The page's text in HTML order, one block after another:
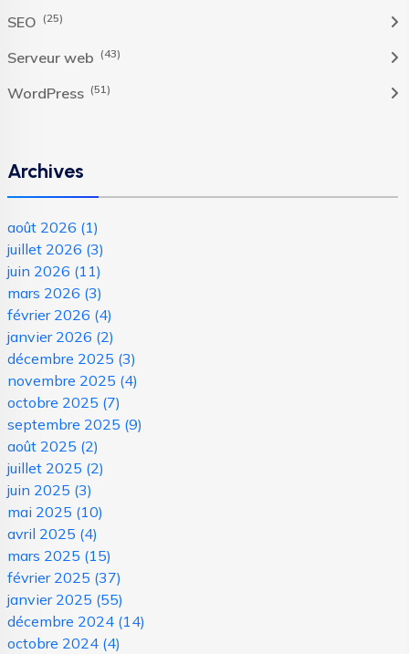
SEO (25)
Serveur web (43)
WordPress (51)
Archives
août 2026 (1)
juillet 2026 (3)
juin 2026 (11)
mars 2026 (3)
février 2026 (4)
janvier 2026 (2)
décembre 2025 (3)
novembre 2025 (4)
octobre 2025 (7)
septembre 2025 (9)
août 2025 (2)
juillet 2025 (2)
juin 2025 (3)
mai 2025 (10)
avril 2025 (4)
mars 2025 (15)
février 2025 (37)
janvier 2025 (55)
décembre 2024 (14)
octobre 2024 (4)